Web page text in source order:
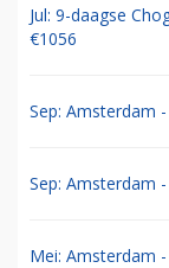
Jul: 9-daagse
€1056
Sep: Amsterdam
Sep: Amsterdam
Mei: Amsterdam